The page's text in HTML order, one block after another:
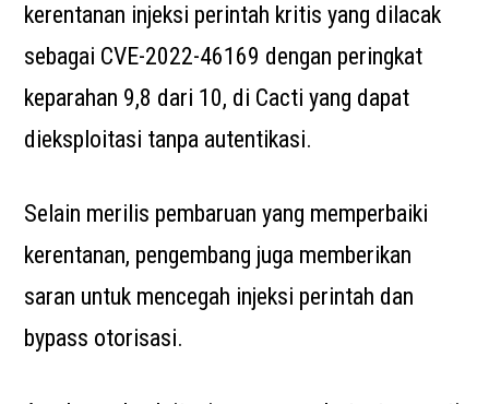
kerentanan injeksi perintah kritis yang dilacak
sebagai CVE-2022-46169 dengan peringkat
keparahan 9,8 dari 10, di Cacti yang dapat
dieksploitasi tanpa autentikasi.
Selain merilis pembaruan yang memperbaiki
kerentanan, pengembang juga memberikan
saran untuk mencegah injeksi perintah dan
bypass otorisasi.